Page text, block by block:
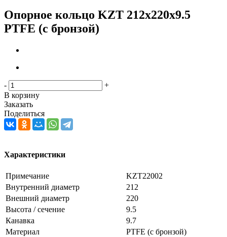
Опорное кольцо KZT 212x220x9.5
PTFE (с бронзой)
-
+
В корзину
Заказать
Поделиться
Характеристики
Примечание
KZT22002
Внутренний диаметр
212
Внешний диаметр
220
Высота / сечение
9.5
Канавка
9.7
Материал
PTFE (с бронзой)